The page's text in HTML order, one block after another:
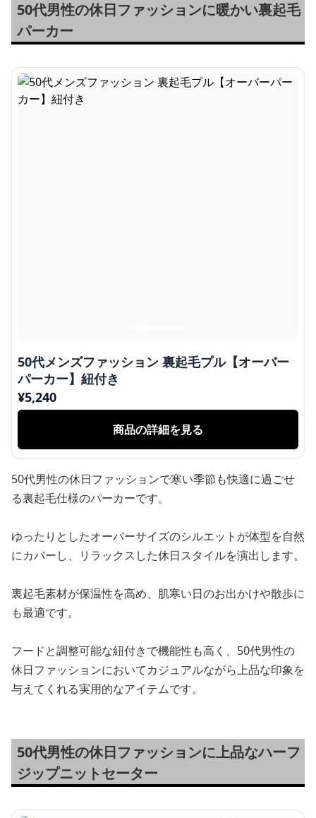
50代男性の休日ファッションに暖かい裏起毛
パーカー
50代メンズファッション 裏起毛プル【オーバー
パーカー】紐付き
¥5,240
商品の詳細を見る
50代男性の休日ファッションで寒い季節も快適に過ごせ
る裏起毛仕様のパーカーです。
ゆったりとしたオーバーサイズのシルエットが体型を自然
にカバーし、リラックスした休日スタイルを演出します。
裏起毛素材が保温性を高め、肌寒い日のお出かけや散歩に
も最適です。
フードと調整可能な紐付きで機能性も高く、50代男性の
休日ファッションにおいてカジュアルながら上品な印象を
与えてくれる実用的なアイテムです。
50代男性の休日ファッションに上品なハーフ
ジップニットセーター